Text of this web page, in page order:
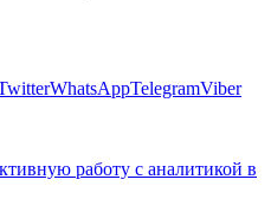
WhatsAppTelegramViber
работу с аналитикой в